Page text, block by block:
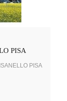
PISA
PISA